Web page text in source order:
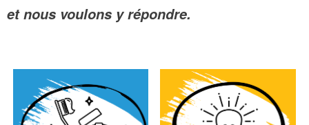
et nous voulons y répondre.